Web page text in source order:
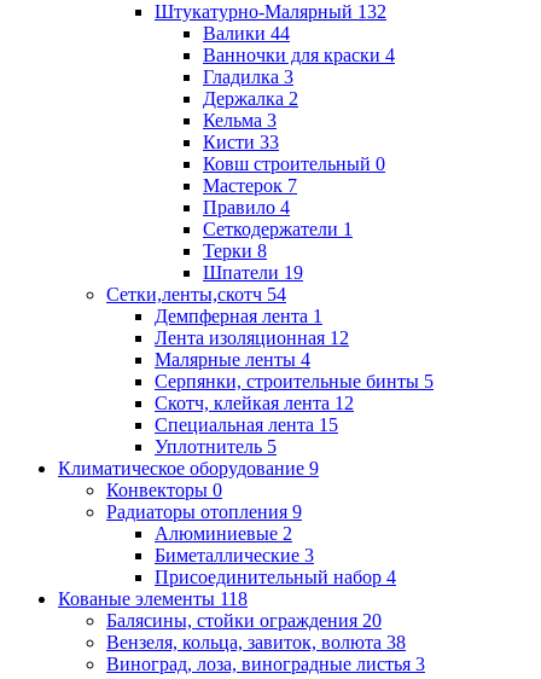
Штукатурно-Малярный 132
Валики 44
Ванночки для краски 4
Гладилка 3
Держалка 2
Кельма 3
Кисти 33
Ковш строительный 0
Мастерок 7
Правило 4
Сеткодержатели 1
Терки 8
Шпатели 19
Сетки,ленты,скотч 54
Демпферная лента 1
Лента изоляционная 12
Малярные ленты 4
Серпянки, строительные бинты 5
Скотч, клейкая лента 12
Специальная лента 15
Уплотнитель 5
Климатическое оборудование 9
Конвекторы 0
Радиаторы отопления 9
Алюминиевые 2
Биметаллические 3
Присоединительный набор 4
Кованые элементы 118
Балясины, стойки ограждения 20
Вензеля, кольца, завиток, волюта 38
Виноград, лоза, виноградные листья 3